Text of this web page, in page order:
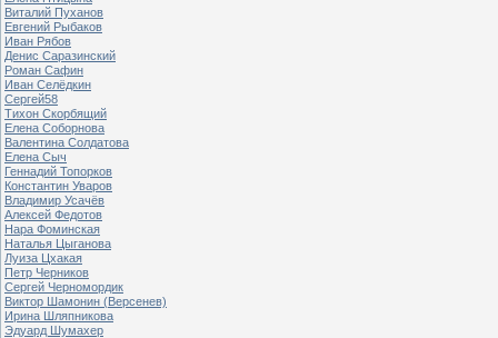
Виталий Пуханов
Евгений Рыбаков
Иван Рябов
Денис Саразинский
Роман Сафин
Иван Селёдкин
Сергей58
Тихон Скорбящий
Елена Соборнова
Валентина Солдатова
Елена Сыч
Геннадий Топорков
Константин Уваров
Владимир Усачёв
Алексей Федотов
Нара Фоминская
Наталья Цыганова
Луиза Цхакая
Петр Черников
Сергей Черномордик
Виктор Шамонин (Версенев)
Ирина Шляпникова
Эдуард Шумахер